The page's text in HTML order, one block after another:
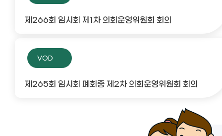
제266회 임시회 제1차 의회운영위원회 회의
VOD
제265회 임시회 폐회중 제2차 의회운영위원회 회의